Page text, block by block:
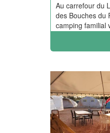
Au carrefour du
des Bouches du
camping familial
restauration en
des vacances de